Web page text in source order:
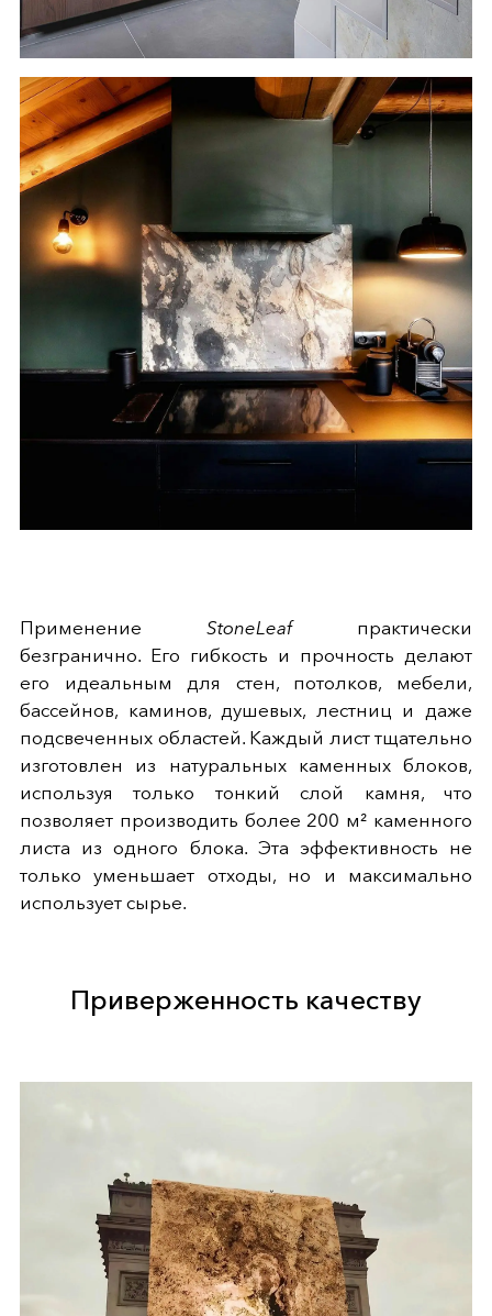
Применение StoneLeafпрактически
безгранично. Его гибкость и прочность делают
его идеальным для стен, потолков, мебели,
бассейнов, каминов, душевых, лестниц и даже
подсвеченных областей. Каждый лист тщательно
изготовлен из натуральных каменных блоков,
используя только тонкий слой камня, что
позволяет производить более 200 м² каменного
листа из одного блока. Эта эффективность не
только уменьшает отходы, но и максимально
использует сырье.
Приверженность качеству